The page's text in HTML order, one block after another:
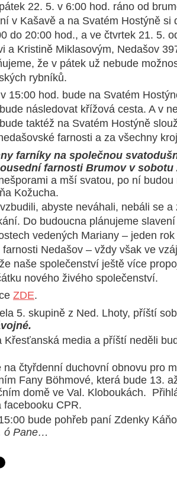
22. 5. v 6:00 hod. ráno od
v Kašavě a na Svatém Hostýně si
do 20:00 hod., a ve čtvrtek 21. 5.
a Kristině Miklasovým, Nedašov
že v pátek už nebude
rybníků.
15:00 hod. bude na Svatém
následovat křížová cesta. A v
taktéž na Svatém Hostýně
farnosti a za všechny
farníky na společnou
farnosti Brumov v sobotu
a mší svatou, po ní budou
Kožucha.
abyste neváhali, nebáli se a
Do budoucna plánujeme
vedených Mariany – jeden
Nedašov – vždy však ve
naše společenství ještě více
nového živého společenství.
ZDE.
5. skupině z Ned. Lhoty, příští
Křesťanská media a příští neděli
na čtyřdenní duchovní obnovu pro
Fany Böhmové, která bude 13.
domě ve Val. Kloboukách.
facebooku CPR.
bude pohřeb paní Zdenky
ó Pane…